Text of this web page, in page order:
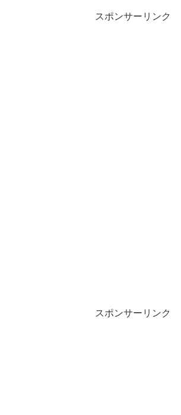
スポンサーリンク
スポンサーリンク